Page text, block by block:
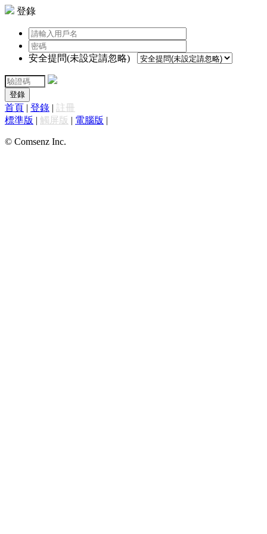
登錄
安全提問(未設定請忽略)
登錄
首頁 | 登錄 | 註冊
標準版 | 觸屏版 | 電腦版 |
© Comsenz Inc.